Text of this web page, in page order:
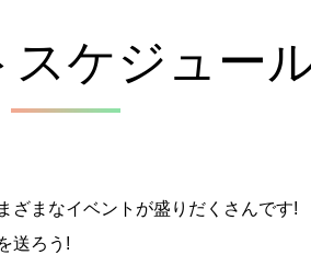
スケジュー
ざまなイベントが盛りだくさんです!
送ろう!